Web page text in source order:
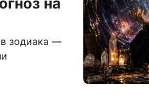
зодиака —